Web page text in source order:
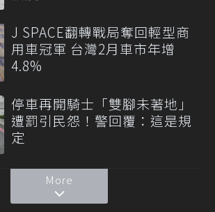
J SPACE翻轉戰局奪回輕型商
用車冠軍 台灣2月車市年增
4.8%
停車再開騎士「雙腳未著地」
遭罰引民怨！警回覆：這是規
定
More